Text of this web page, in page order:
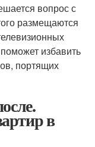
вопрос с
размещаются
избавить
портящих
в